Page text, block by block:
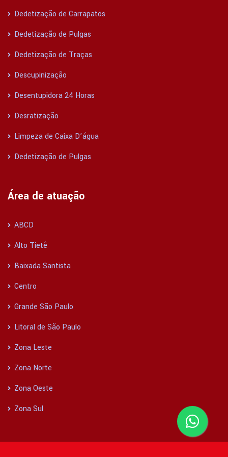
Dedetização de Carrapatos
Dedetização de Pulgas
Dedetização de Traças
Descupinização
Desentupidora 24 Horas
Desratização
Limpeza de Caixa D’água
Dedetização de Pulgas
Área de atuação
ABCD
Alto Tietê
Baixada Santista
Centro
Grande São Paulo
Litoral de São Paulo
Zona Leste
Zona Norte
Zona Oeste
Zona Sul